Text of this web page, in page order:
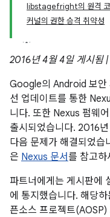
libstagefright의 원격 코
커널의 권한 승격 취약성
2016년 4월 4일 게시됨
Google의 Android 보안
선 업데이트를 통한
니다. 또한 Nexus 펌웨
출시되었습니다. 2016
다음 문제가 해결되었습
은 Nexus 문서를 참고하
파트너에게는 게시판에
에 통지했습니다. 해당
픈소스 프로젝트